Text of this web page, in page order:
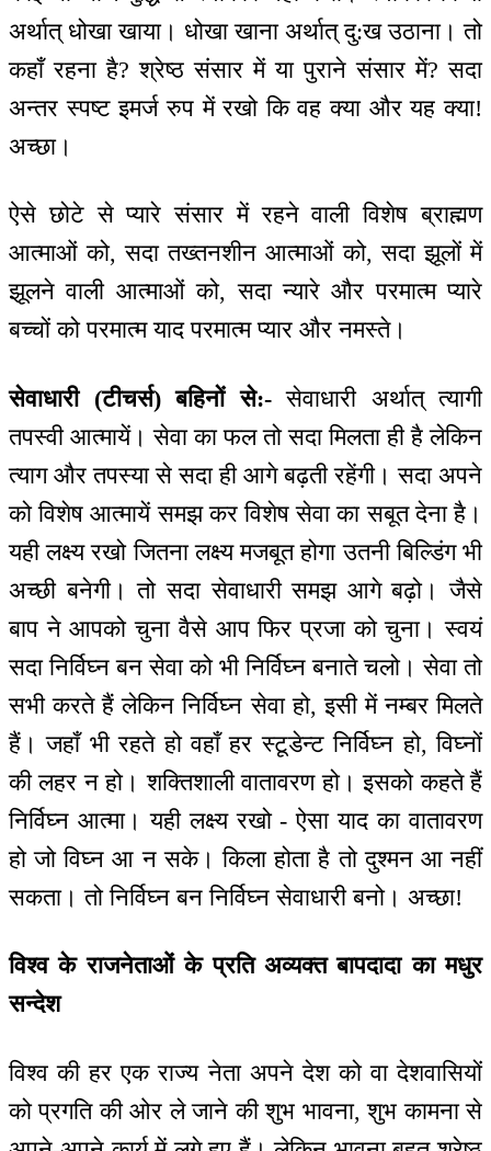
अर्थात् धोखा खाया। धोखा खाना अर्थात् दु:ख उठाना। तो
कहाँ रहना है? श्रेष्ठ संसार में या पुराने संसार में? सदा
अन्तर स्पष्ट इमर्ज रुप में रखो कि वह क्या और यह क्या!
अच्छा।
ऐसे छोटे से प्यारे संसार में रहने वाली विशेष ब्राह्मण
आत्माओं को, सदा तख्तनशीन आत्माओं को, सदा झूलों में
झूलने वाली आत्माओं को, सदा न्यारे और परमात्म प्यारे
बच्चों को परमात्म याद परमात्म प्यार और नमस्ते।
सेवाधारी (टीचर्स) बहिनों से:-सेवाधारी अर्थात् त्यागी
तपस्वी आत्मायें। सेवा का फल तो सदा मिलता ही है लेकिन
त्याग और तपस्या से सदा ही आगे बढ़ती रहेंगी। सदा अपने
को विशेष आत्मायें समझ कर विशेष सेवा का सबूत देना है।
यही लक्ष्य रखो जितना लक्ष्य मजबूत होगा उतनी बिल्डिंग भी
अच्छी बनेगी। तो सदा सेवाधारी समझ आगे बढ़ो। जैसे
बाप ने आपको चुना वैसे आप फिर प्रजा को चुना। स्वयं
सदा निर्विघ्न बन सेवा को भी निर्विघ्न बनाते चलो। सेवा तो
सभी करते हैं लेकिन निर्विघ्न सेवा हो, इसी में नम्बर मिलते
हैं। जहाँ भी रहते हो वहाँ हर स्टूडेन्ट निर्विघ्न हो, विघ्नों
की लहर न हो। शक्तिशाली वातावरण हो। इसको कहते हैं
निर्विघ्न आत्मा। यही लक्ष्य रखो - ऐसा याद का वातावरण
हो जो विघ्न आ न सके। किला होता है तो दुश्मन आ नहीं
सकता। तो निर्विघ्न बन निर्विघ्न सेवाधारी बनो। अच्छा!
विश्व के राजनेताओं के प्रति अव्यक्त बापदादा का मधुर
सन्देश
विश्व की हर एक राज्य नेता अपने देश को वा देशवासियों
को प्रगति की ओर ले जाने की शुभ भावना, शुभ कामना से